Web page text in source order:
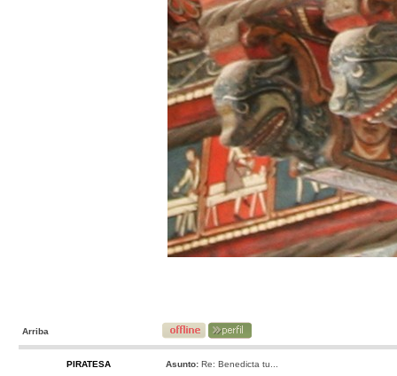
Arriba
PIRATESA Asunto: Re: Benedicta tu...